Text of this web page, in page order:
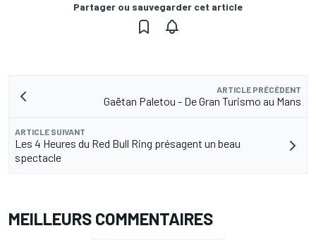
Partager ou sauvegarder cet article
ARTICLE PRÉCÉDENT
Gaëtan Paletou - De Gran Turismo au Mans
ARTICLE SUIVANT
Les 4 Heures du Red Bull Ring présagent un beau
spectacle
MEILLEURS COMMENTAIRES